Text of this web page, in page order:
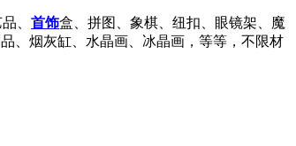
、 首饰盒、拼图、象棋、纽扣、眼镜架、魔
、烟灰缸、水晶画、冰晶画，等等，不限材